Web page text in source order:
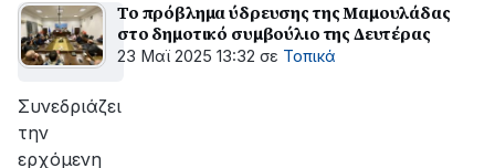
Το πρόβλημα ύδρευσης της Μαμουλάδας
στο δημοτικό συμβούλιο της Δευτέρας
23 Μαϊ 2025 13:32 σε Τοπικά
Συνεδριάζει
την
ερχόμενη